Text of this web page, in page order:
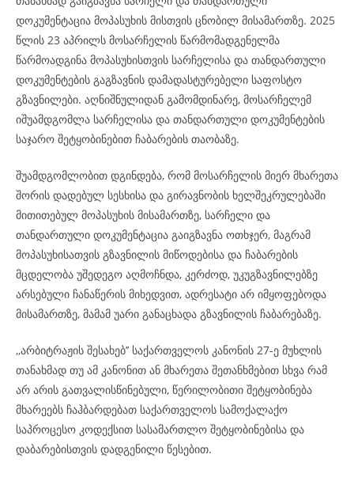
დოკუმენტაცია მოპასუხის მისთვის ცნობილ მისამართზე. 2025
წლის 23 აპრილს მოსარჩელის წარმომადგენელმა
წარმოადგინა მოპასუხისთვის სარჩელისა და თანდართული
დოკუმენტების გაგზავნის დამადასტურებელი საფოსტო
გზავნილები. აღნიშნულიდან გამომდინარე, მოსარჩელემ
იშუამდგომლა სარჩელისა და თანდართული დოკუმენტების
საჯარო შეტყობინებით ჩაბარების თაობაზე.
შუამდგომლობით დგინდება, რომ მოსარჩელის მიერ მხარეთა
შორის დადებულ სესხისა და გირავნობის ხელშეკრულებაში
მითითებულ მოპასუხის მისამართზე, სარჩელი და
თანდართული დოკუმენტაცია გაიგზავნა ოთხჯერ, მაგრამ
მოპასუხისათვის გზავნილის მიწოდებისა და ჩაბარების
მცდელობა უშედეგო აღმოჩნდა, კერძოდ, უკუგზავნილებზე
არსებული ჩანაწერის მიხედვით, ადრესატი არ იმყოფებოდა
მისამართზე, მამამ უარი განაცხადა გზავნილის ჩაბარებაზე.
,,არბიტრაჟის შესახებ’’ საქართველოს კანონის 27-ე მუხლის
თანახმად თუ ამ კანონით ან მხარეთა შეთანხმებით სხვა რამ
არ არის გათვალისწინებული, წერილობითი შეტყობინება
მხარეებს ჩაჰბარდებათ საქართველოს სამოქალაქო
საპროცესო კოდექსით სასამართლო შეტყობინებისა და
დაბარებისთვის დადგენილი წესებით.